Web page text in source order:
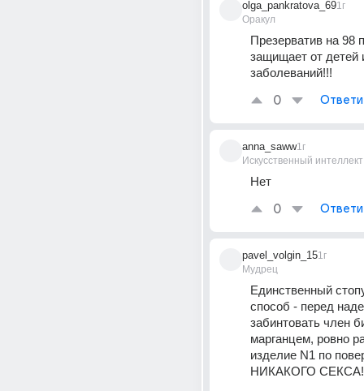
olga_pankratova_69
Оракул
1г
Презерватив на 98
защищает от детей
заболеваний!!!
0
anna_saww
Искусственный интеллект
1г
Нет
0
pavel_volgin_15
Мудрец
1г
Единственный
способ - перед
забинтовать член
марганцем, ровно
изделие N1 по
НИКАКОГО